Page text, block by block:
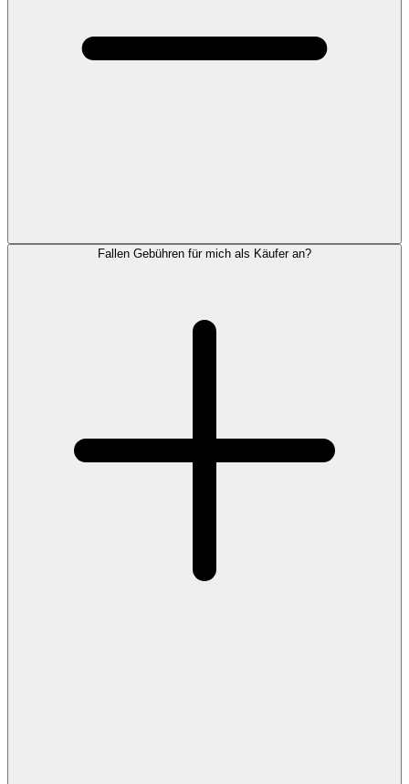
Fallen Gebühren für mich als Käufer an?